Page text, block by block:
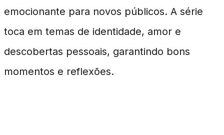
emocionante para novos públicos. A série
toca em temas de identidade, amor e
descobertas pessoais, garantindo bons
momentos e reflexões.